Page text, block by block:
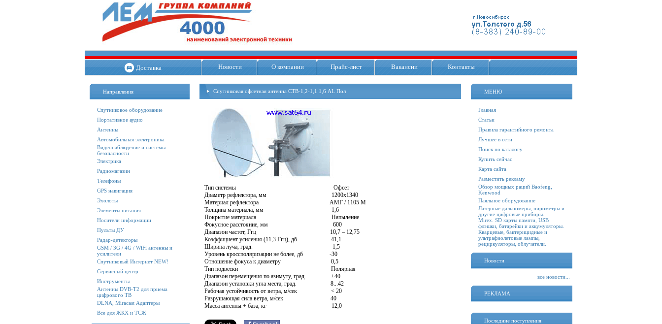
Доставка Новости О компании Прайс-лист Вакансии Контакты
Направления
Спутниковое оборудование
Портативное аудио
Антенны
Автомобильная электроника
Видеонаблюдение и системы
безопасности
Электрика
Радиомагазин
Телефоны
GPS навигация
Эхолоты
Элементы питания
Носители информации
Пульты ДУ
Радар-детекторы
GSM / 3G / 4G / WiFi антенны и
усилители
Спутниковый Интернет NEW!
Сервисный центр
Инструменты
Антенны DVB-T2 для приема
цифрового ТВ
DLNA, Miracast Адаптеры
Все для ЖКХ и ТСЖ
Спутниковая офсетная антенна СТВ-1,2-1,1 1,6 AL Пол
Тип системы Офсет
Диаметр рефлектора, мм 1200х1340
Материал рефлектора АМГ / 1105 М
Толщина материала, мм 1,6
Покрытие материала Напыление
Фокусное расстояние, мм 600
Диапазон частот, Ггц 10,7 – 12,75
Коэффициент усиления (11,3 Ггц), дб 41,1
Ширина луча, град. 1,5
Уровень кроссполяризации не более, дб -30
Отношение фокуса к диаметру 0,5
Тип подвески Полярная
Диапазон перемещения по азимуту, град. ±40
Диапазон установки угла места, град. 8...42
Рабочая устойчивость от ветра, м/сек < 20
Разрушающая сила ветра, м/сек 40
Масса антенны + база, кг 12,0
МЕНЮ
Главная
Статьи
Правила гарантийного ремонта
Лучшее в сети
Поиск по каталогу
Купить сейчас
Карта сайта
Разместить рекламу
Обзор мощных раций Baofeng,
Kenwood
Паяльное оборудование
Лазерные дальномеры, пирометры и
другие цифровые приборы.
Mirex. SD карты памяти, USB
флэшки, батарейки и аккумуляторы.
Кварцевые, бактерицидные и
ультрафиолетовые лампы,
рециркуляторы, облучатели.
Новости
все новости...
РЕКЛАМА
Последние поступления